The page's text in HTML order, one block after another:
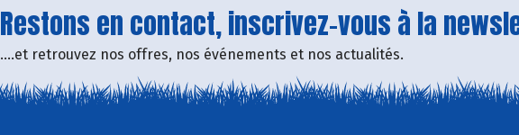
Restons en contact, inscrivez-vous à la
....et retrouvez nos offres, nos événements et nos actualités.